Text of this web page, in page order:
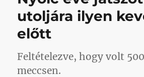
utoljára ilyen
előtt
Feltételezve, hogy volt
meccsen.